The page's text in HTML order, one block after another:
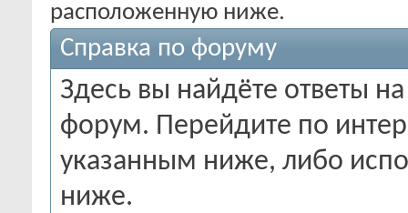
расположенную ниже.
Справка по форуму
Здесь вы найдёте ответы
форум. Перейдите по
указанным ниже, либо
ниже.